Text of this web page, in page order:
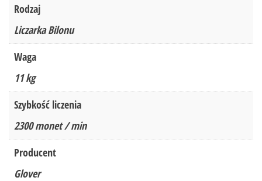
Rodzaj
Liczarka Bilonu
Waga
11 kg
Szybkość liczenia
2300 monet / min
Producent
Glover